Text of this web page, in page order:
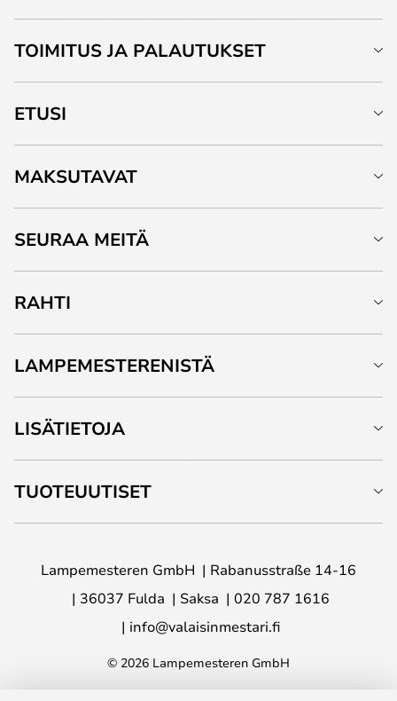
TOIMITUS JA PALAUTUKSET
ETUSI
MAKSUTAVAT
SEURAA MEITÄ
RAHTI
LAMPEMESTERENISTÄ
LISÄTIETOJA
TUOTEUUTISET
Lampemesteren GmbH
Rabanusstraße 14-16
36037 Fulda
Saksa
020 787 1616
info@valaisinmestari.fi
© 2026 Lampemesteren GmbH